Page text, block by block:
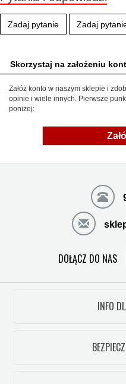
Zadaj pytanie Zadaj
Skorzystaj na założeniu
Załóż konto w naszym sklepie i
opinie i wiele innych. Pierwsze
poniżej:
DOŁĄCZ DO NAS
INFO